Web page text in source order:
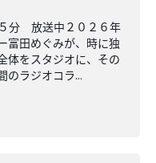
分 放送中２０２６年
富田めぐみが、時に独
体をスタジオに、その
のラジオコラ...